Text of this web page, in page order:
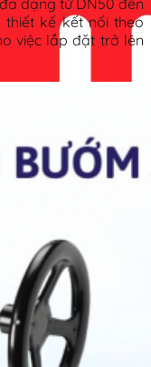
dạng từ DN50 đến
kế kết nối theo
việc lắp đặt trở lên